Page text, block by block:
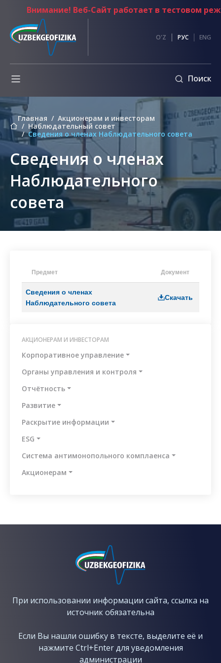
Внимание! Веб-Сайт работает в тестовом
O'Z РУС ENG
Поиск
Противодействие
коррупции
Обмен
информации
Внутренние
нормативные
документы
Кодекс
этики
Обращение
Председателя
правления
Основные
документы
противодействию
управлению
конфликтом
приему
обработке
сообщений
оценке
коррупционных
рисков
Отчёты
Главная
Акционерам и инвесторам
Наблюдательный совет
Сведения о членах Наблюдательного совета
Сведения о членах
Наблюдательного
совета
Предмет Документ
Сведения о членах
Наблюдательного совета
Скачать
АКЦИОНЕРАМ И ИНВЕСТОРАМ
Корпоративное управление
Органы управления и контроля
Отчётность
Развитие
Раскрытие информации
ESG
Система антимонопольного комплаенса
Aкционерам
При использовании информации сайта, ссылка на
источник обязательна
Если Вы нашли ошибку в тексте, выделите её и
нажмите Ctrl+Enter для уведомления
администрации